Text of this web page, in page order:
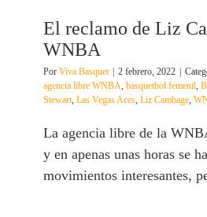
El reclamo de Liz
WNBA
Por Viva Basquet | 2 febrero, 2022 |
agencia libre WNBA basquetbol femenil
Stewart Las Vegas Aces Liz Cambage
La agencia libre de la
y en apenas unas horas se
movimientos interesantes,